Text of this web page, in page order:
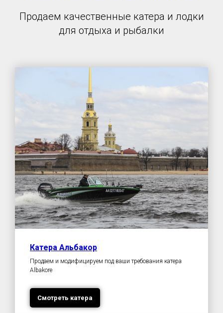
Продаем качественные катера и лодки
для отдыха и рыбалки
Катера Альбакор
Продаем и модифицируем под ваши требования катера
Albakore
Смотреть катера